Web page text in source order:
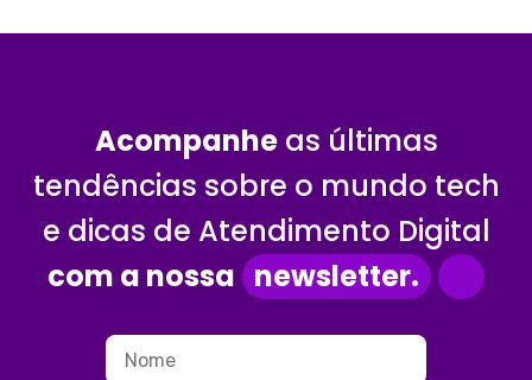
Acompanheas últimas
tendências sobre o mundo tech
e dicas de Atendimento Digital
com a nossa newsletter.